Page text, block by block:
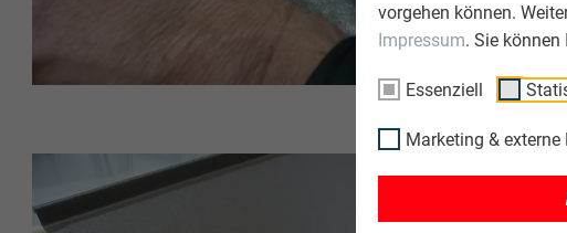
vorgehen können.
Impressum. Sie
Essenziell
Marketing & externe